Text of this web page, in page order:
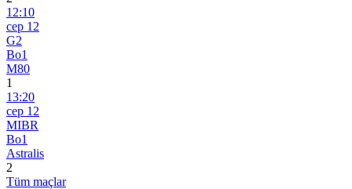
12:10
сер 12
G2
Bo1
M80
1
13:20
сер 12
MIBR
Bo1
Astralis
2
Tüm maçlar